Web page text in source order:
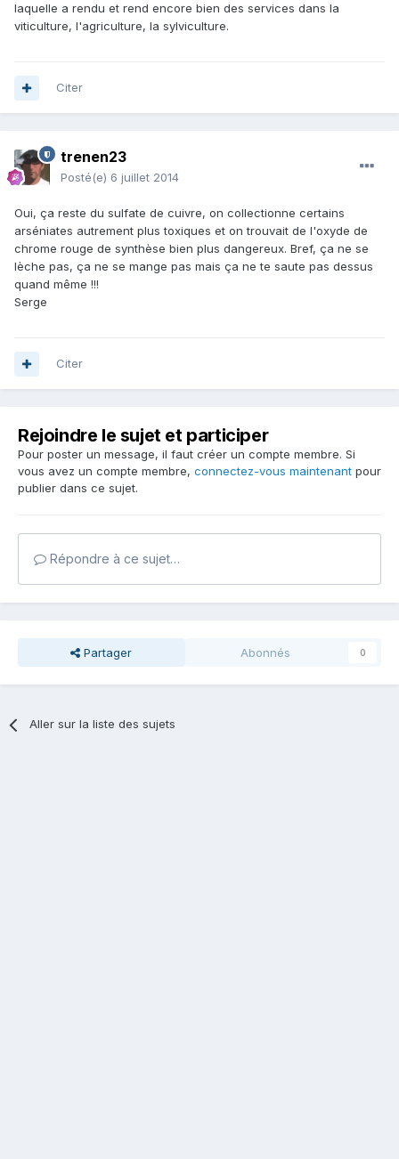
laquelle a rendu et rend encore bien des services dans la
viticulture, l'agriculture, la sylviculture.
Citer
trenen23
Posté(e) 6 juillet 2014
Oui, ça reste du sulfate de cuivre, on collectionne certains
arséniates autrement plus toxiques et on trouvait de l'oxyde de
chrome rouge de synthèse bien plus dangereux. Bref, ça ne se
lèche pas, ça ne se mange pas mais ça ne te saute pas dessus
quand même !!!
Serge
Citer
Rejoindre le sujet et participer
Pour poster un message, il faut créer un compte membre. Si
vous avez un compte membre, connectez-vous maintenant pour
publier dans ce sujet.
Répondre à ce sujet…
Partager Abonnés 0
Aller sur la liste des sujets